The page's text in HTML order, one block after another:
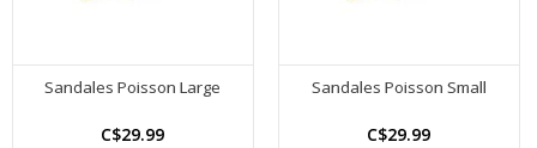
Sandales Poisson Large
C$29.99
Sandales Poisson Small
C$29.99